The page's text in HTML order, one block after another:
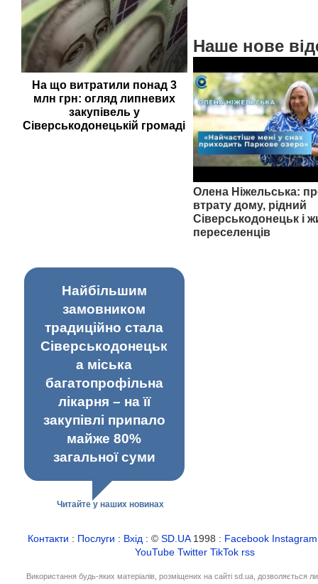
На що витратили понад 3
млн грн: огляд липневих
закупівель у
Сіверськодонецькій громаді
Наше нове
Олена Ніжельська:
втрату дому, рідний
Сіверськодонецьк і
переселенців
Найбільшим
замовником
традиційно стала
Сіверськодонецьк
а міська
багатопрофільна
лікарня – на її
закупівлі припало
майже 80%
загальної суми
Читайте у наших новинах
Контакти : Послуги : Вхід : ©SD.UA1998 : Facebook Instagram
YouTube Twitter TikTok rss
Використання будь-яких матеріалів, розміщених на сайті sd.ua, дозволяється